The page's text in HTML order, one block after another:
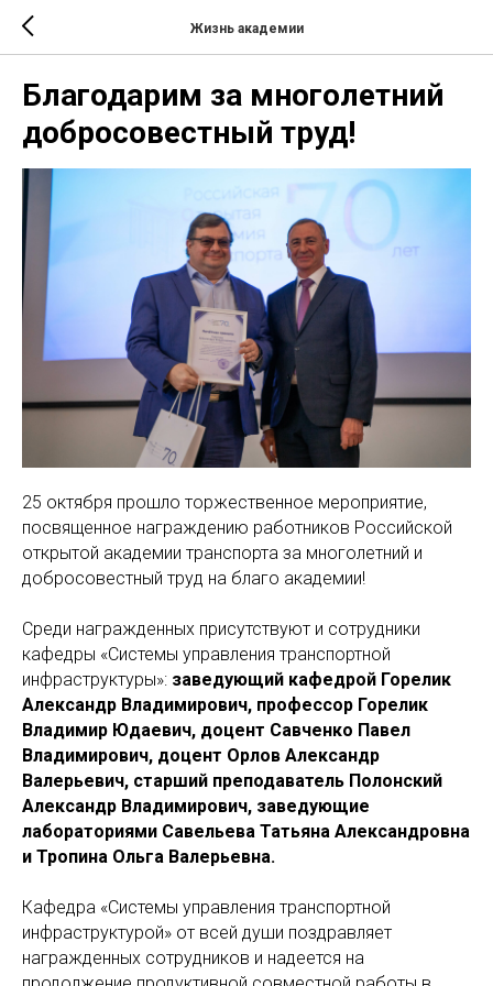
Жизнь академии
Благодарим за многолетний
добросовестный труд!
25 октября прошло торжественное мероприятие,
посвященное награждению работников Российской
открытой академии транспорта за многолетний и
добросовестный труд на благо академии!
Среди награжденных присутствуют и сотрудники
кафедры «Системы управления транспортной
инфраструктуры»: заведующий кафедрой Горелик
Александр Владимирович, профессор Горелик
Владимир Юдаевич, доцент Савченко Павел
Владимирович, доцент Орлов Александр
Валерьевич, старший преподаватель Полонский
Александр Владимирович, заведующие
лабораториями Савельева Татьяна Александровна
и Тропина Ольга Валерьевна.
Кафедра «Системы управления транспортной
инфраструктурой» от всей души поздравляет
награжденных сотрудников и надеется на